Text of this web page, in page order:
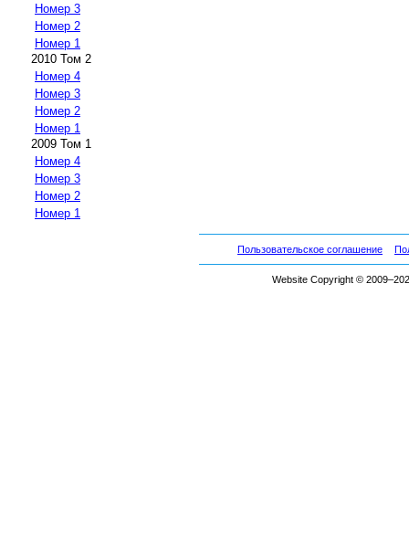
Номер 3
Номер 2
Номер 1
2010 Том 2
Номер 4
Номер 3
Номер 2
Номер 1
2009 Том 1
Номер 4
Номер 3
Номер 2
Номер 1
Пользовательское соглашение
Website Copyright ©